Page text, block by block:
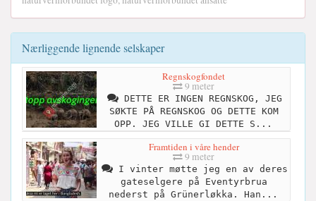
Nærliggende lignende selskaper
Regnskogfondet
9 meter
DETTE ER INGEN REGNSKOG, JEG
SØKTE PÅ REGNSKOG OG DETTE KOM
OPP. JEG VILLE GI DETTE S...
Framtiden i våre hender
9 meter
I vinter møtte jeg en av deres
gateselgere på Eventyrbrua
nederst på Grünerløkka. Han...